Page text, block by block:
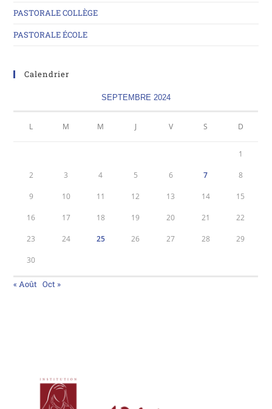
PASTORALE COLLÈGE
PASTORALE ÉCOLE
Calendrier
SEPTEMBRE 2024
L M M J V S D
1
2 3 4 5 6 7 8
9 10 11 12 13 14 15
16 17 18 19 20 21 22
23 24 25 26 27 28 29
30
« Août Oct »